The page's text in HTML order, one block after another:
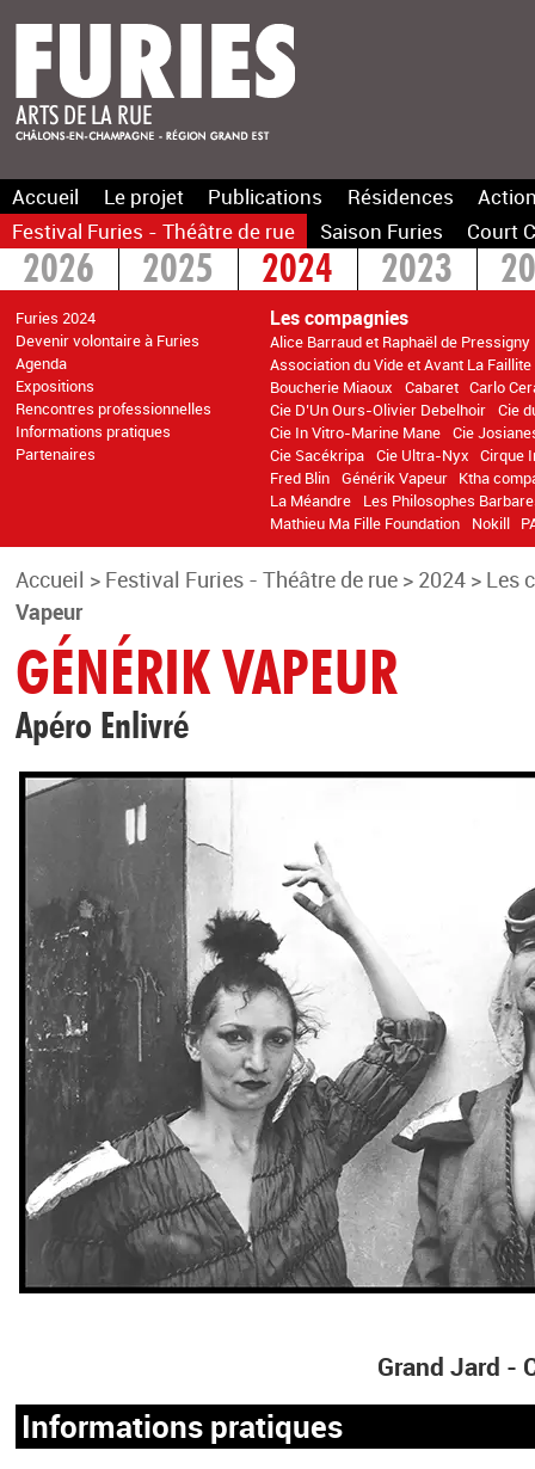
Accueil Le projet Publications Résidences
Festival Furies - Théâtre de rue
Saison Furies Court
2026 2025 2024
Furies 2024
Devenir volontaire à Furies
Agenda
Expositions
Rencontres professionnelles
Informations pratiques
Partenaires
Les compagnies
Alice Barraud et Raphaël de Pressigny
Association du Vide et Avant La Faillite
Boucherie Miaoux
Cabaret Carlo
Cie D’Un Ours-Olivier Debelhoir Cie
Cie In Vitro-Marine Mane Cie
Cie Sacékripa Cie Ultra-Nyx Cirque
Fred Blin Générik Vapeur Ktha
La Méandre
Les Philosophes
Mathieu Ma Fille Foundation
Nokill
2023
2016
>2014
Accueil > Festival Furies - Théâtre de rue > 2024 > Les
Vapeur
GÉNÉRIK VAPEUR
Apéro Enlivré
Grand Jard -
Informations pratiques